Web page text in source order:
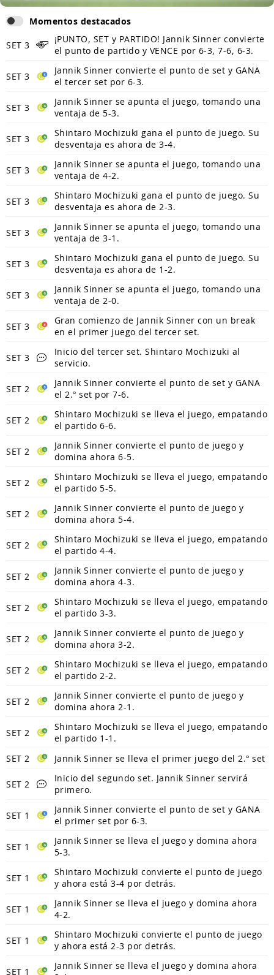
Momentos destacados
SET 3
¡PUNTO, SET y PARTIDO! Jannik Sinner convierte
el punto de partido y VENCE por 6-3, 7-6, 6-3.
SET 3
Jannik Sinner convierte el punto de set y GANA
el tercer set por 6-3.
SET 3
Jannik Sinner se apunta el juego, tomando una
ventaja de 5-3.
SET 3
Shintaro Mochizuki gana el punto de juego. Su
desventaja es ahora de 3-4.
SET 3
Jannik Sinner se apunta el juego, tomando una
ventaja de 4-2.
SET 3
Shintaro Mochizuki gana el punto de juego. Su
desventaja es ahora de 2-3.
SET 3
Jannik Sinner se apunta el juego, tomando una
ventaja de 3-1.
SET 3
Shintaro Mochizuki gana el punto de juego. Su
desventaja es ahora de 1-2.
SET 3
Jannik Sinner se apunta el juego, tomando una
ventaja de 2-0.
SET 3
Gran comienzo de Jannik Sinner con un break
en el primer juego del tercer set.
SET 3
Inicio del tercer set. Shintaro Mochizuki al
servicio.
SET 2
Jannik Sinner convierte el punto de set y GANA
el 2.º set por 7-6.
SET 2
Shintaro Mochizuki se lleva el juego, empatando
el partido 6-6.
SET 2
Jannik Sinner convierte el punto de juego y
domina ahora 6-5.
SET 2
Shintaro Mochizuki se lleva el juego, empatando
el partido 5-5.
SET 2
Jannik Sinner convierte el punto de juego y
domina ahora 5-4.
SET 2
Shintaro Mochizuki se lleva el juego, empatando
el partido 4-4.
SET 2
Jannik Sinner convierte el punto de juego y
domina ahora 4-3.
SET 2
Shintaro Mochizuki se lleva el juego, empatando
el partido 3-3.
SET 2
Jannik Sinner convierte el punto de juego y
domina ahora 3-2.
SET 2
Shintaro Mochizuki se lleva el juego, empatando
el partido 2-2.
SET 2
Jannik Sinner convierte el punto de juego y
domina ahora 2-1.
SET 2
Shintaro Mochizuki se lleva el juego, empatando
el partido 1-1.
SET 2
Jannik Sinner se lleva el primer juego del 2.º set
SET 2
Inicio del segundo set. Jannik Sinner servirá
primero.
SET 1
Jannik Sinner convierte el punto de set y GANA
el primer set por 6-3.
SET 1
Jannik Sinner se lleva el juego y domina ahora
5-3.
SET 1
Shintaro Mochizuki convierte el punto de juego
y ahora está 3-4 por detrás.
SET 1
Jannik Sinner se lleva el juego y domina ahora
4-2.
SET 1
Shintaro Mochizuki convierte el punto de juego
y ahora está 2-3 por detrás.
SET 1
Jannik Sinner se lleva el juego y domina ahora